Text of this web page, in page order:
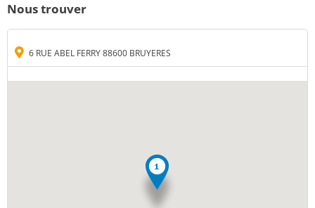
Nous trouver
6 RUE ABEL FERRY 88600 BRUYERES